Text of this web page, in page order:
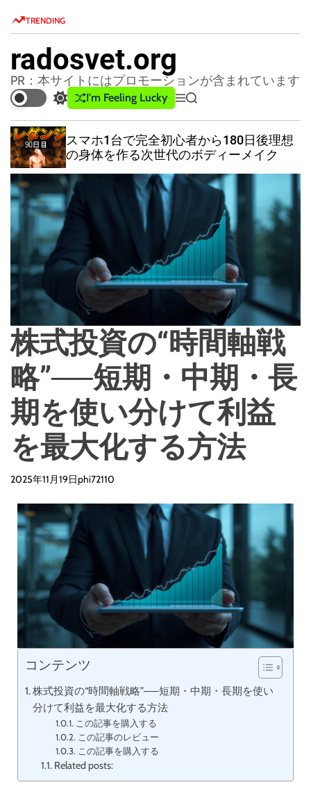
TRENDING
radosvet.org
PR：本サイトにはプロモーションが含まれています
S
w
i
t
c
h
o
l
r
m
o
e
I'm Feeling Lucky
M
e
u
S
e
a
r
c
h
スマホ1台で完全初心者から180日後理想
の身体を作る次世代のボディーメイク
株式投資の“時間軸戦
略”──短期・中期・長
期を使い分けて利益
を最大化する方法
2025年11月19日phi72110
コンテンツ
株式投資の“時間軸戦略”──短期・中期・長期を使い
分けて利益を最大化する方法
この記事を購入する
この記事のレビュー
この記事を購入する
Related posts: